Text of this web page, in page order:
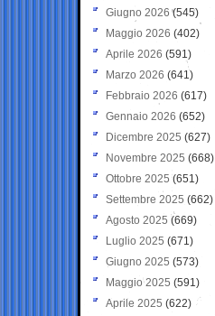
Giugno 2026 (545)
Maggio 2026 (402)
Aprile 2026 (591)
Marzo 2026 (641)
Febbraio 2026 (617)
Gennaio 2026 (652)
Dicembre 2025 (627)
Novembre 2025 (668)
Ottobre 2025 (651)
Settembre 2025 (662)
Agosto 2025 (669)
Luglio 2025 (671)
Giugno 2025 (573)
Maggio 2025 (591)
Aprile 2025 (622)